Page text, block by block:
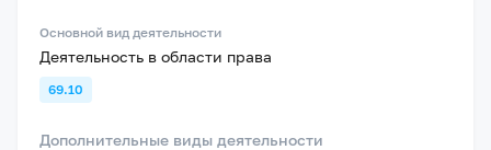
Основной вид деятельности
Деятельность в области права
69.10
Дополнительные виды деятельности